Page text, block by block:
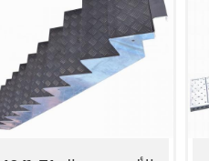
المراسلين والخطوات. يمكن أن
يساعد على